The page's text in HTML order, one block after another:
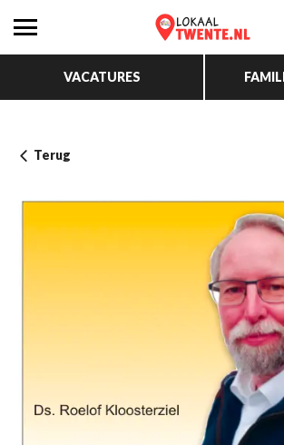
VACATURES
Terug